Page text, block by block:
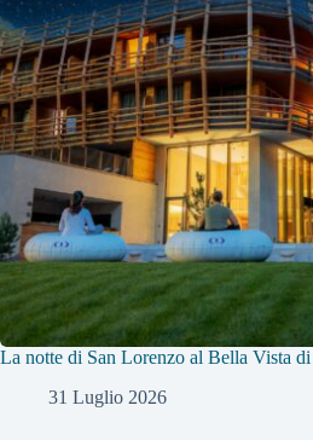
La notte di San Lorenzo al Bella Vista
31 Luglio 2026